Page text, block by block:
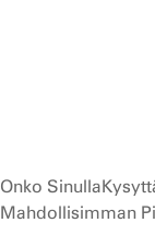
Onko
Mahdollisimman